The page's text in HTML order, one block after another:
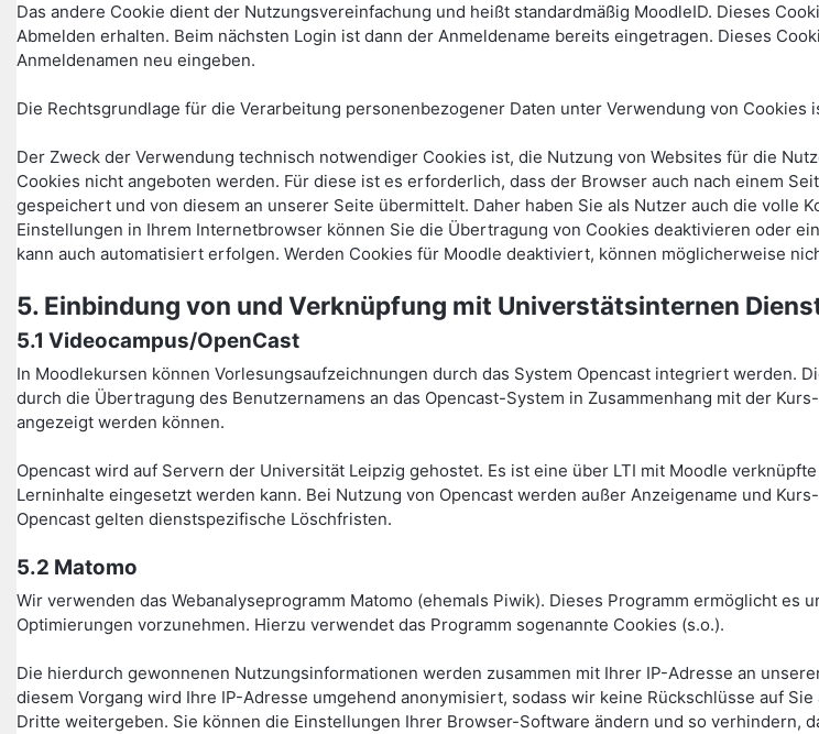
Das andere Cookie dient der Nutzungsvereinfachung und heißt standardmäßig MoodleID. Dieses
Abmelden erhalten. Beim nächsten Login ist dann der Anmeldename bereits eingetragen. Dieses
Anmeldenamen neu eingeben.
Die Rechtsgrundlage für die Verarbeitung personenbezogener Daten unter Verwendung von Cookies
Der Zweck der Verwendung technisch notwendiger Cookies ist, die Nutzung von Websites für die
Cookies nicht angeboten werden. Für diese ist es erforderlich, dass der Browser auch nach einem
gespeichert und von diesem an unserer Seite übermittelt. Daher haben Sie als Nutzer auch die volle
Einstellungen in Ihrem Internetbrowser können Sie die Übertragung von Cookies deaktivieren oder
kann auch automatisiert erfolgen. Werden Cookies für Moodle deaktiviert, können möglicherweise
5. Einbindung von und Verknüpfung mit Universtätsinternen
5.1 Videocampus/OpenCast
In Moodlekursen können Vorlesungsaufzeichnungen durch das System Opencast integriert werden.
durch die Übertragung des Benutzernamens an das Opencast-System in Zusammenhang mit der
angezeigt werden können.
Opencast wird auf Servern der Universität Leipzig gehostet. Es ist eine über LTI mit Moodle
Lerninhalte eingesetzt werden kann. Bei Nutzung von Opencast werden außer Anzeigename und
Opencast gelten dienstspezifische Löschfristen.
5.2 Matomo
Wir verwenden das Webanalyseprogramm Matomo (ehemals Piwik). Dieses Programm ermöglicht
Optimierungen vorzunehmen. Hierzu verwendet das Programm sogenannte Cookies (s.o.).
Die hierdurch gewonnenen Nutzungsinformationen werden zusammen mit Ihrer IP-Adresse an
diesem Vorgang wird Ihre IP-Adresse umgehend anonymisiert, sodass wir keine Rückschlüsse auf
Dritte weitergeben. Sie können die Einstellungen Ihrer Browser-Software ändern und so verhindern,